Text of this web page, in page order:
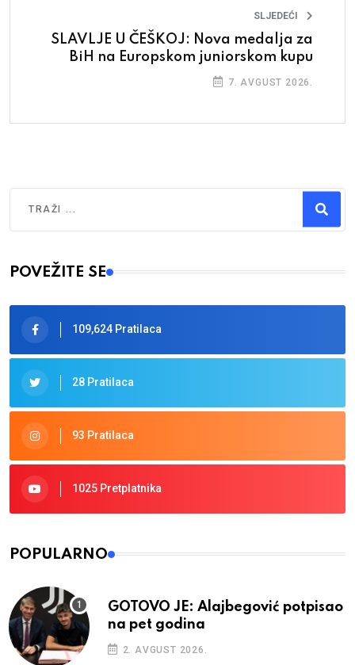
SLJEDEĆI
SLAVLJE U ČEŠKOJ: Nova medalja za
BiH na Europskom juniorskom kupu
7. AVGUST 2026.
Type 2 or more characters for results.
POVEŽITE SE
109,624 Pratilaca
28 Pratilaca
93 Pratilaca
1025 Pretplatnika
POPULARNO
GOTOVO JE: Alajbegović potpisao
na pet godina
2. AVGUST 2026.